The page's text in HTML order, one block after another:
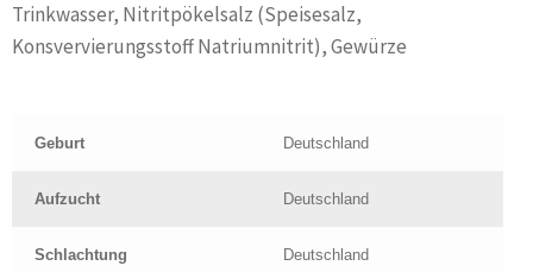
Trinkwasser, Nitritpökelsalz (Speisesalz,
Konsvervierungsstoff Natriumnitrit), Gewürze
Geburt Deutschland
Aufzucht Deutschland
Schlachtung Deutschland